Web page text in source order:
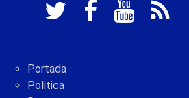
Portada
Politica